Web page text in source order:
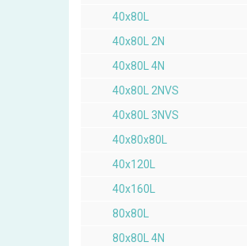
40x80L
40x80L 2N
40x80L 4N
40x80L 2NVS
40x80L 3NVS
40x80x80L
40x120L
40x160L
80x80L
80x80L 4N